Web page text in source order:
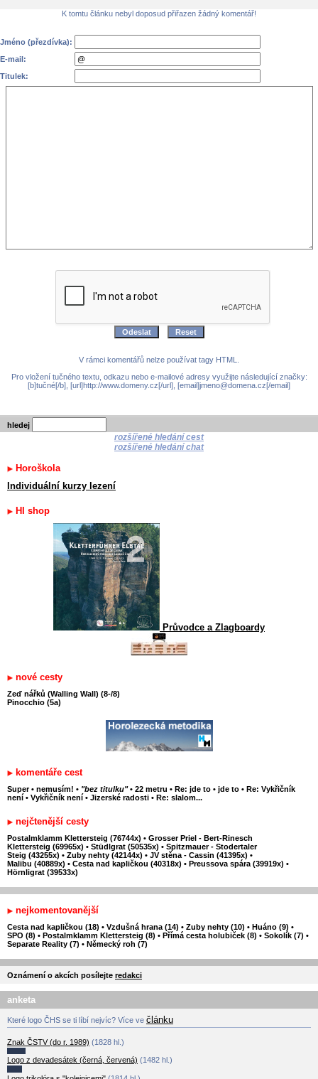
K tomtu článku nebyl doposud přiřazen žádný komentář!
Jméno (přezdívka):
E-mail:
Titulek:
V rámci komentářů nelze používat tagy HTML.
Pro vložení tučného textu, odkazu nebo e-mailové adresy využijte následující značky:
[b]tučné[/b], [url]http://www.domeny.cz[/url], [email]jmeno@domena.cz[/email]
hledej
rozšířené hledání cest
rozšířené hledání chat
Horoškola
Individuální kurzy lezení
HI shop
Průvodce a Zlagboardy
nové cesty
Zeď nářků (Walling Wall) (8-/8)
Pinocchio (5a)
komentáře cest
Super • nemusím! • "bez titulku" • 22 metru • Re: jde to • jde to • Re: Vykřičník
není • Vykřičník není • Jizerské radosti • Re: slalom...
nejčtenější cesty
Postalmklamm Klettersteig (76744x) • Grosser Priel - Bert-Rinesch
Klettersteig (69965x) • Stüdlgrat (50535x) • Spitzmauer - Stodertaler
Steig (43255x) • Zuby nehty (42144x) • JV stěna - Cassin (41395x) •
Malibu (40889x) • Cesta nad kapličkou (40318x) • Preussova spára (39919x) •
Hörnligrat (39533x)
nejkomentovanější
Cesta nad kapličkou (18) • Vzdušná hrana (14) • Zuby nehty (10) • Huáno (9) •
SPO (8) • Postalmklamm Klettersteig (8) • Přímá cesta holubiček (8) • Sokolík (7) •
Separate Reality (7) • Německý roh (7)
Oznámení o akcích posílejte redakci
anketa
Které logo ČHS se ti líbí nejvíc? Více ve článku
Znak ČSTV (do r. 1989) (1828 hl.)
Logo z devadesátek (černá, červená) (1482 hl.)